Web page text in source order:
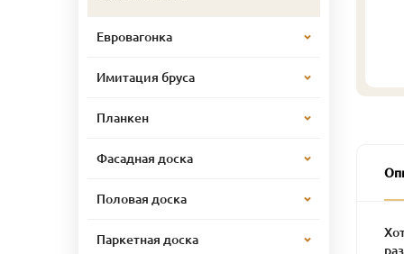
Евровагонка
Имитация бруса
Планкен
Фасадная доска
Половая доска
Паркетная доска